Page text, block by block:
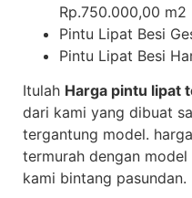
Rp.750.000,00 m2
Pintu Lipat Besi
Pintu Lipat Besi
Itulah Harga pintu lipat
dari kami yang dibuat
tergantung model.
termurah dengan
kami bintang pasundan.